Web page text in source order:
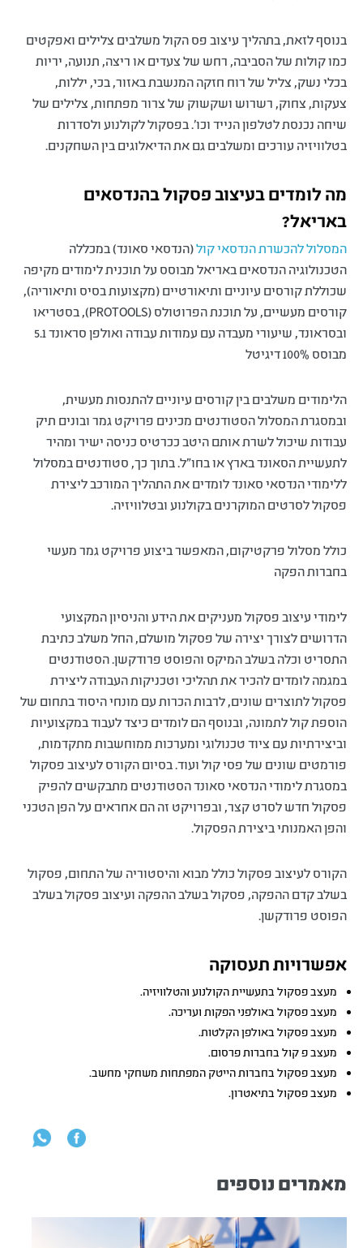
בנוסף לזאת, בתהליך עיצוב פס הקול משלבים צלילים ואפקטים
כמו קולות של הסביבה, רחש של צעדים או ריצה, תנועה, יריות
בכלי נשק, צליל של רוח חזקה המנשבת באזור, בכי, יללות,
צעקות, צחוק, רשרוש ושקשוק של צרור מפתחות, צלילים של
שיחה נכנסת לטלפון הנייד וכו'. בפסקול לקולנוע ולסדרות
בטלוויזיה עורכים ומשלבים גם את הדיאלוגים בין השחקנים.
מה לומדים בעיצוב פסקול בהנדסאים
באריאל?
המסלול להכשרת הנדסאי קול(הנדסאי סאונד) במכללה
הטכנולוגיה הנדסאים באריאל מבוסס על תוכנית לימודים מקיפה
שכוללת קורסים עיוניים ותיאורטיים (מקצועות בסיס ותיאוריה),
קורסים מעשיים, על תוכנת הפרוטולס (PROTOOLS), בסטריאו
ובסראונד, שיעורי מעבדה עם עמודות עבודה ואולפן סראונד 5.1
מבוסס 100% דיגיטל
הלימודים משלבים בין קורסים עיוניים להתנסות מעשית,
ובמסגרת המסלול הסטודנטים מכינים פרויקט גמר ובונים תיק
עבודות שיכול לשרת אותם היטב ככרטיס כניסה ישיר ומהיר
לתעשיית הסאונד בארץ או בחו"ל. בתוך כך, סטודנטים במסלול
ללימודי הנדסאי סאונד לומדים את התהליך המורכב ליצירת
פסקול לסרטים המוקרנים בקולנוע ובטלוויזיה.
כולל מסלול פרקטיקום, המאפשר ביצוע פרויקט גמר מעשי
בחברות הפקה
לימודי עיצוב פסקול מעניקים את הידע והניסיון המקצועי
הדרושים לצורך יצירה של פסקול מושלם, החל משלב כתיבת
התסריט וכלה בשלב המיקס והפוסט פרודקשן. הסטודנטים
במגמה לומדים להכיר את תהליכי וטכניקות העבודה ליצירת
פסקול לתוצרים שונים, לרבות הכרות עם מונחי היסוד בתחום של
הוספת קול לתמונה, ובנוסף הם לומדים כיצד לעבוד במקצועיות
וביצירתיות עם ציוד טכנולוגי ומערכות ממוחשבות מתקדמות,
פורמטים שונים של פסי קול ועוד. בסיום הקורס לעיצוב פסקול
במסגרת לימודי הנדסאי סאונד הסטודנטים מתבקשים להפיק
פסקול חדש לסרט קצר, ובפרויקט זה הם אחראים על הפן הטכני
והפן האמנותי ביצירת הפסקול.
הקורס לעיצוב פסקול כולל מבוא והיסטוריה של התחום, פסקול
בשלב קדם ההפקה, פסקול בשלב ההפקה ועיצוב פסקול בשלב
הפוסט פרודקשן.
אפשרויות תעסוקה
מעצב פסקול בתעשיית הקולנוע והטלוויזיה.
מעצב פסקול באולפני הפקות ועריכה.
מעצב פסקול באולפן הקלטות.
מעצב פ קול בחברות פרסום.
מעצב פסקול בחברות הייטק המפתחות משחקי מחשב.
מעצב פסקול בתיאטרון.
מאמרים נוספים